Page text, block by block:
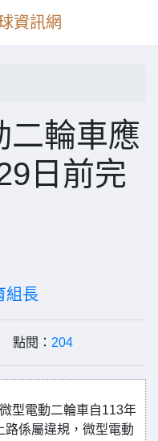
資訊網
二輪車應
日前完
組長
點閱： 204
型電動二輪車自113年
路係屬違規，微型電動